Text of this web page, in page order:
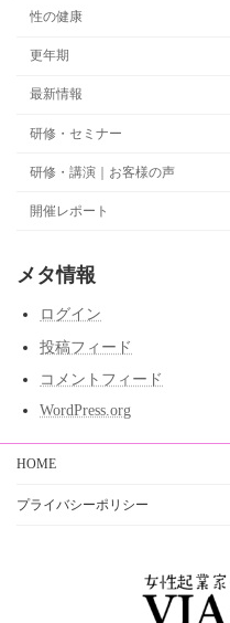
性の健康
更年期
最新情報
研修・セミナー
研修・講演｜お客様の声
開催レポート
メタ情報
ログイン
投稿フィード
コメントフィード
WordPress.org
HOME
プライバシーポリシー